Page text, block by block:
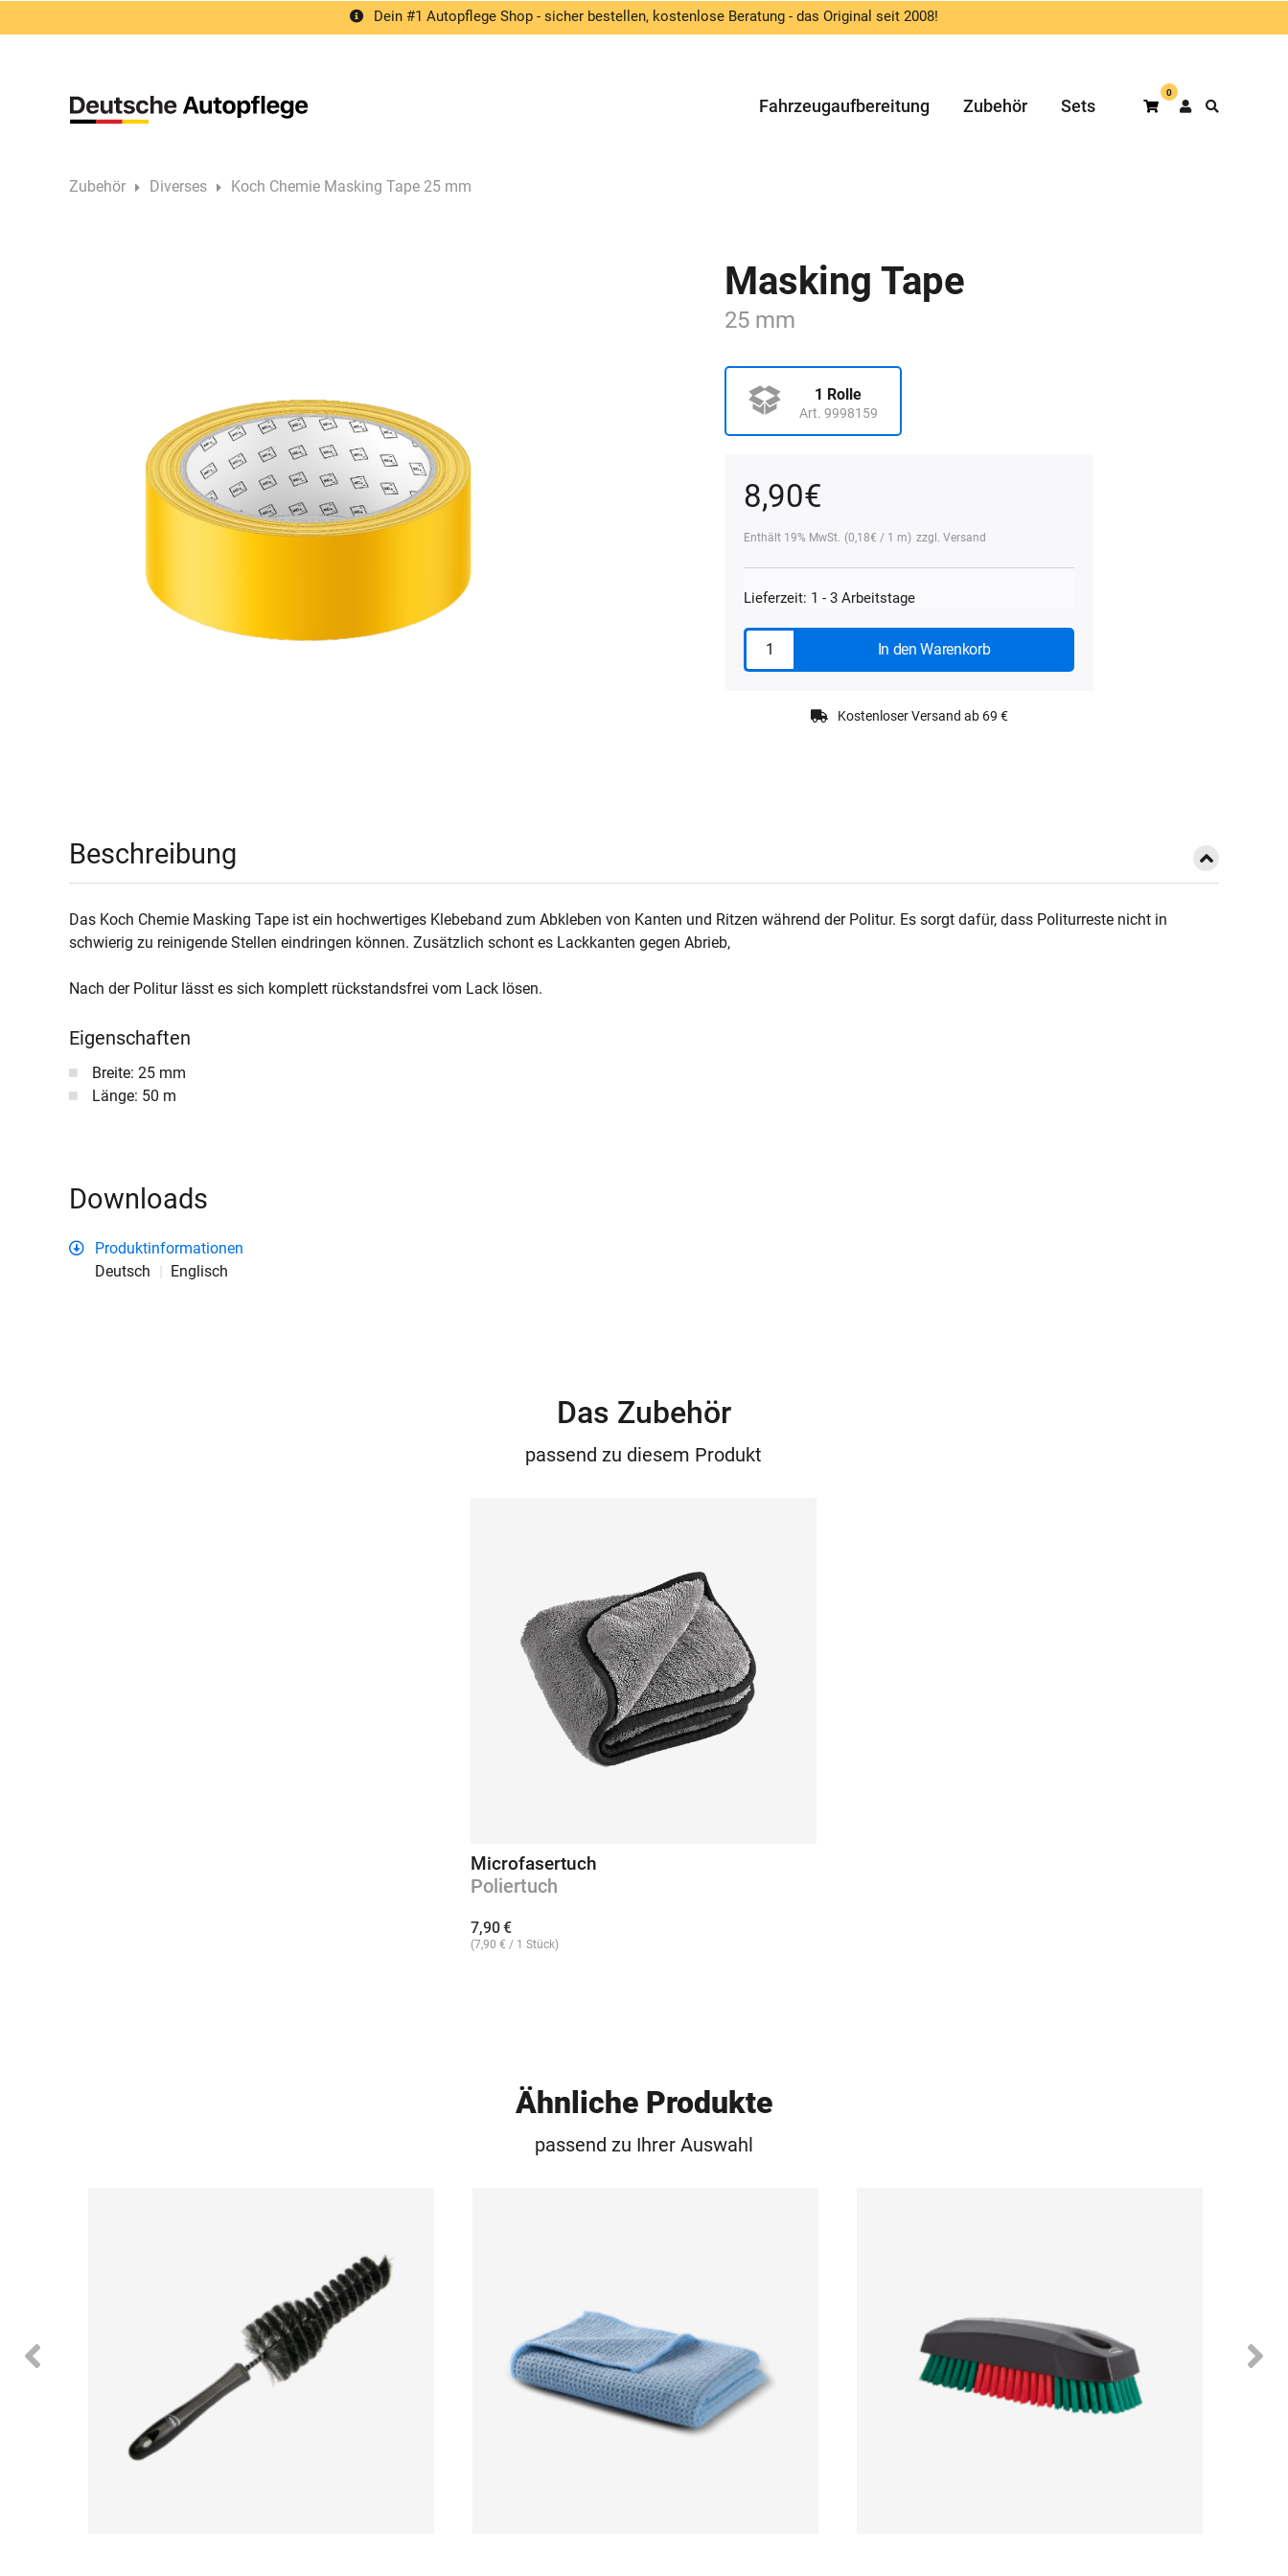
zum
Dein #1 Autopflege Shop - sicher bestellen, kostenlose Beratung - das Original seit 2008!
Fahrzeugaufbereitung Zubehör Sets Warenkorb
0
Zubehör Diverses Koch Chemie Masking Tape 25 mm
Masking Tape
25 mm
1 Rolle
Art. 9998159
8,90€
Enthält 19% MwSt. (0,18€ / 1 m) zzgl. Versand
Lieferzeit: 1 - 3 Arbeitstage
Koch
Chemie
In den Warenkorb
Kostenloser Versand ab 69 €
Beschreibung
Das Koch Chemie Masking Tape ist ein hochwertiges Klebeband zum Abkleben von Kanten und Ritzen während der Politur. Es sorgt dafür, dass Politurreste nicht in
schwierig zu reinigende Stellen eindringen können. Zusätzlich schont es Lackkanten gegen Abrieb,
Nach der Politur lässt es sich komplett rückstandsfrei vom Lack lösen.
Eigenschaften
Breite: 25 mm
Länge: 50 m
Downloads
Produktinformationen
Deutsch
Englisch
Das Zubehör
passend zu diesem Produkt
Microfasertuch
Poliertuch
7,90€
(7,90 € / 1 Stück)
Ähnliche Produkte
passend zu Ihrer Auswahl